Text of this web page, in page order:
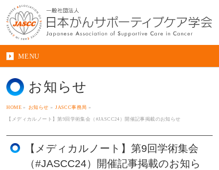
MENU
お知らせ
HOME » お知らせ » JASCC事務局 »
【メディカルノート】第9回学術集会（#JASCC24）開催記事掲載のお知らせ
【メディカルノート】第9回学術集会
（#JASCC24）開催記事掲載のお知ら